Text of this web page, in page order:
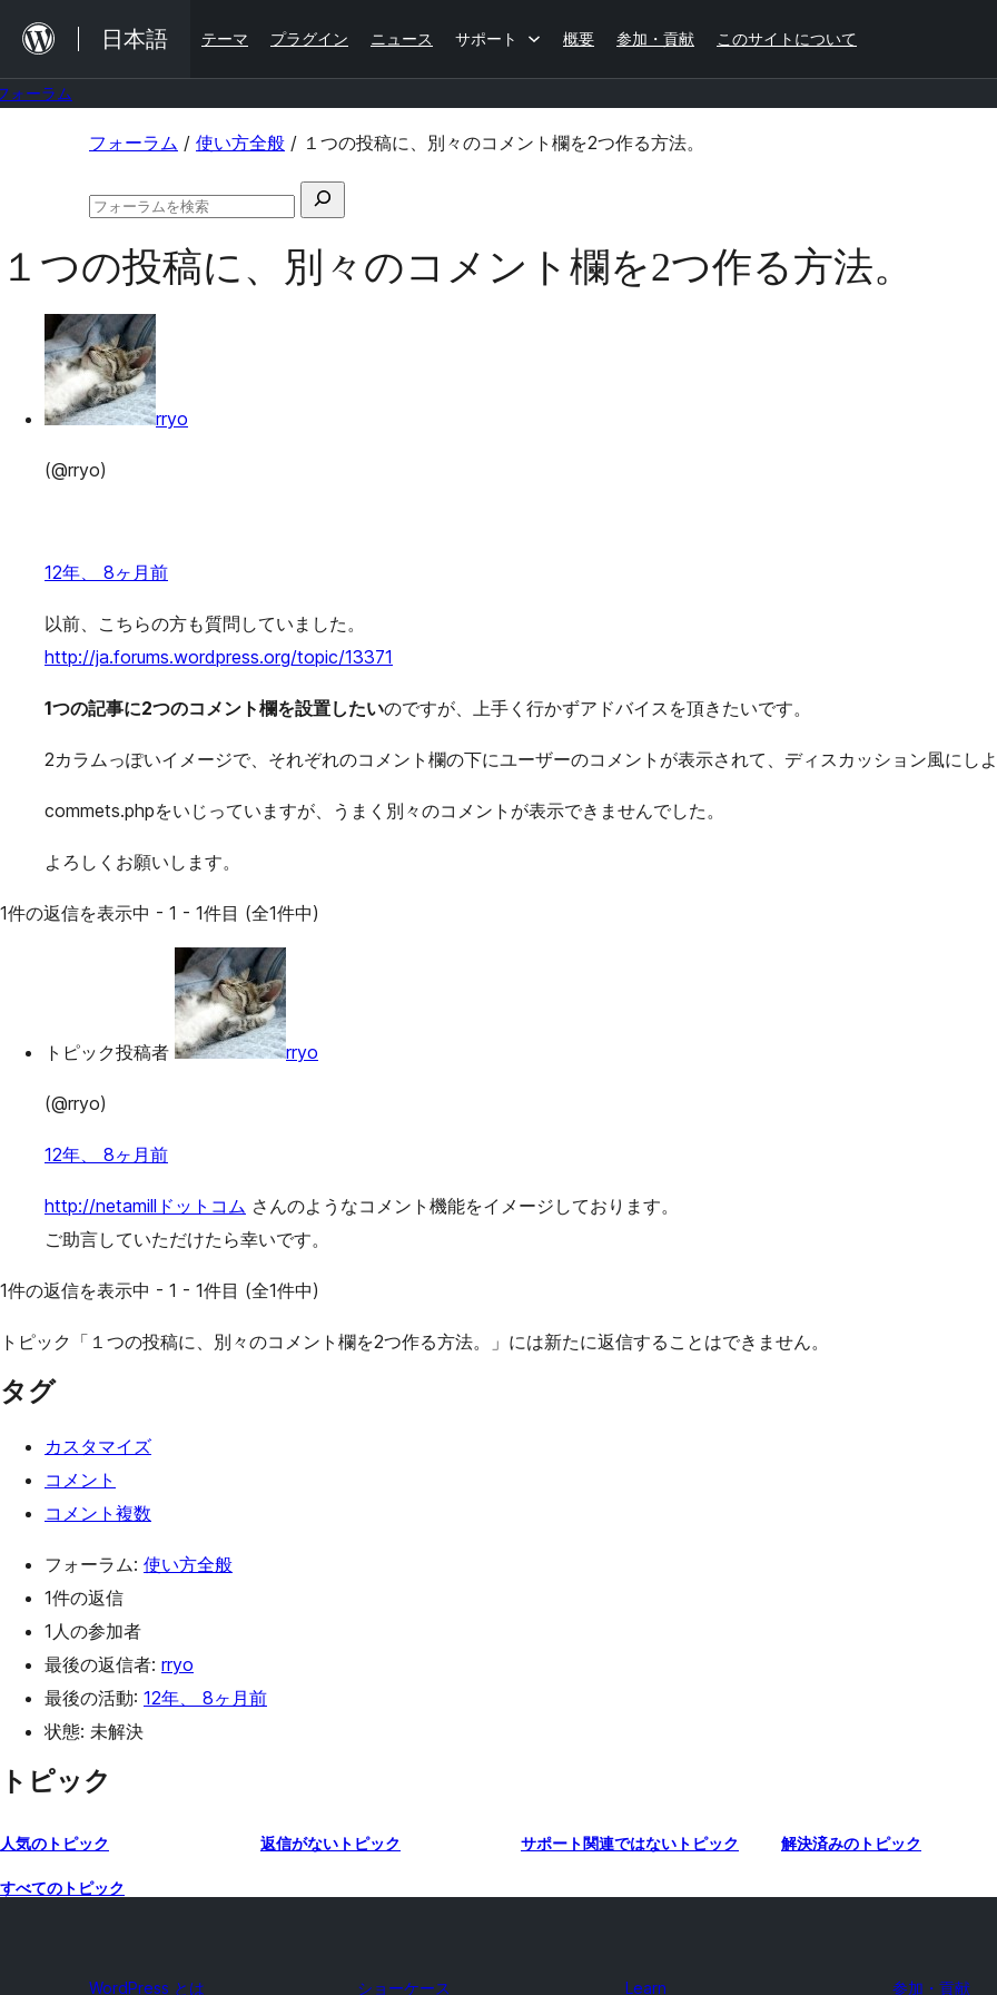
を
日本語 テーマ プラグイン ニュース サポート 概要 参加・貢献 このサイトについて
ォーラム
ツ
フォーラム / 使い方全般 / １つの投稿に、別々のコメント欄を2つ作る方法。
検
対
フ
ー
１つの投稿に、別々のコメント欄を2つ作る方法。
rryo
(@rryo)
12年、 8ヶ月前
以前、こちらの方も質問していました。
http://ja.forums.wordpress.org/topic/13371
1つの記事に2つのコメント欄を設置したいのですが、上手く行かずアドバイスを頂きたいです。
2カラムっぽいイメージで、それぞれのコメント欄の下にユーザーのコメントが表示されて、ディスカッション風にしよ
commets.phpをいじっていますが、うまく別々のコメントが表示できませんでした。
よろしくお願いします。
1件の返信を表示中 - 1 - 1件目 (全1件中)
トピック投稿者 rryo
(@rryo)
12年、 8ヶ月前
http://netamillドットコム さんのようなコメント機能をイメージしております。
ご助言していただけたら幸いです。
1件の返信を表示中 - 1 - 1件目 (全1件中)
トピック「１つの投稿に、別々のコメント欄を2つ作る方法。」には新たに返信することはできません。
タグ
カスタマイズ
コメント
コメント複数
フォーラム: 使い方全般
1件の返信
1人の参加者
最後の返信者: rryo
最後の活動: 12年、 8ヶ月前
状態: 未解決
トピック
人気のトピック 返信がないトピック サポート関連ではないトピック 解決済みのトピック
すべてのトピック
WordPress とは ショーケース Learn 参加・貢献